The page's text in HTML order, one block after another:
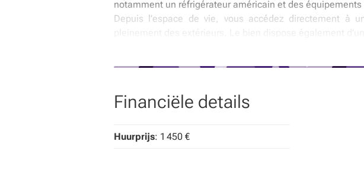
notamment un réfrigérateur américain et des équipements
Depuis l’espace de vie, vous accédez directement à
✔ Appartement passif – PEB A++
✔ Terrasse couverte et jardin privatif
✔ Pompe à chaleur air/eau et panneaux photovoltaïques
Financiële details
Huurprijs: 1 450 €